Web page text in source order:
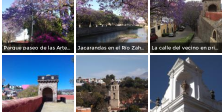
Parque paseo de las Artesanías. Abril/2018 Jacarandas en el Río Zahuapan. Abril/2018 La calle del vecino en primavera, a la derecha el ex-convento franciscano del siglo XVI. Abril/2018